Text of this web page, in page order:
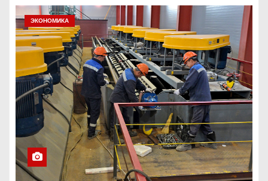
ЭКОНОМИКА